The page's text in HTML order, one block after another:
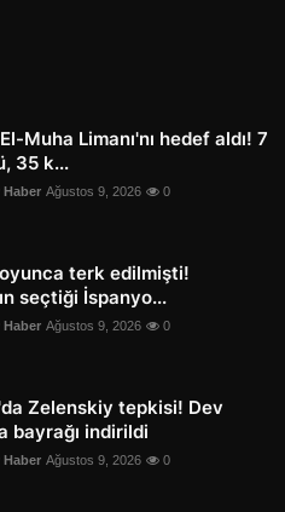
Muha Limanı'nı hedef aldı! 7
35 k...
Haber Ağustos 9, 2026 0
terk edilmişti!
seçtiği İspanyo...
Haber Ağustos 9, 2026 0
Zelenskiy tepkisi! Dev
bayrağı indirildi
Haber Ağustos 9, 2026 0